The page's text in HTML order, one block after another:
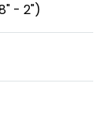
- 2")